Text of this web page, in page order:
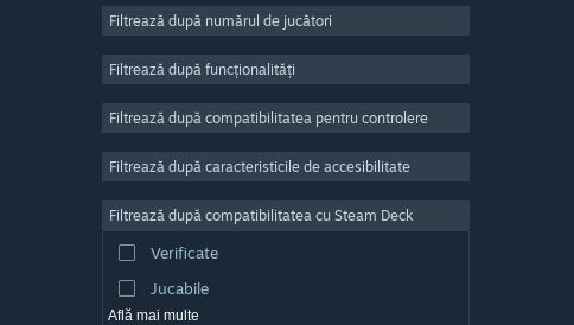
Indie
Casual
Simulare
Producție video
Editare de fotografii
Filtrează după numărul de jucători
Filtrează după funcționalități
Filtrează după compatibilitatea pentru controlere
Filtrează după caracteristicile de accesibilitate
Filtrează după compatibilitatea cu Steam Deck
Verificate
Jucabile
Află mai multe